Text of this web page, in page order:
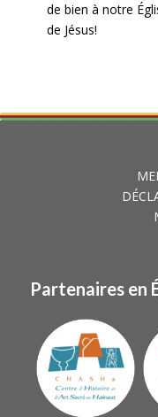
de bien à notre
de Jésus!
Partenaires en